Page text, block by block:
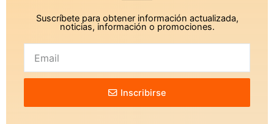
Suscríbete para obtener información actualizada,
noticias, información o promociones.
Inscribirse